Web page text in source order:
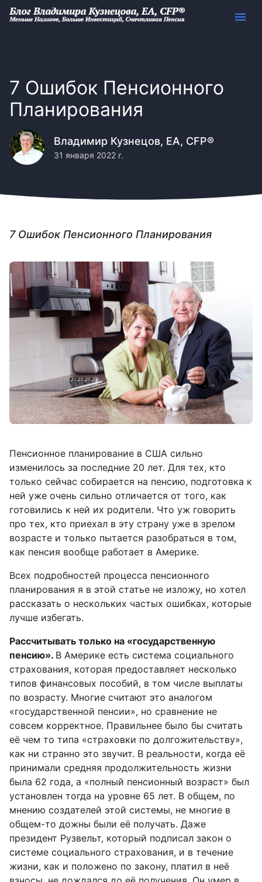
7 Ошибок Пенсионного
Планирования
Владимир Кузнецов, EA, CFP®
31 января 2022 г.
7 Ошибок Пенсионного Планирования
Пенсионное планирование в США сильно
изменилось за последние 20 лет. Для тех, кто
только сейчас собирается на пенсию, подготовка к
ней уже очень сильно отличается от того, как
готовились к ней их родители. Что уж говорить
про тех, кто приехал в эту страну уже в зрелом
возрасте и только пытается разобраться в том,
как пенсия вообще работает в Америке.
Всех подробностей процесса пенсионного
планирования я в этой статье не изложу, но хотел
рассказать о нескольких частых ошибках, которые
лучше избегать.
Рассчитывать только на «государственную
пенсию». В Америке есть система социального
страхования, которая предоставляет несколько
типов финансовых пособий, в том числе выплаты
по возрасту. Многие считают это аналогом
«государственной пенсии», но сравнение не
совсем корректное. Правильнее было бы считать
её чем то типа «страховки по долгожительству»,
как ни странно это звучит. В реальности, когда её
принимали средняя продолжительность жизни
была 62 года, а «полный пенсионный возраст» был
установлен тогда на уровне 65 лет. В общем, по
мнению создателей этой системы, не многие в
общем-то дожны были её получать. Даже
президент Рузвельт, который подписал закон о
системе социального страхования, и в течение
жизни, как и положено по закону, платил в неё